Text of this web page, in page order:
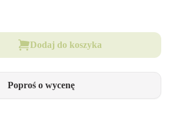
Dodaj do koszyka
Poproś o wycenę